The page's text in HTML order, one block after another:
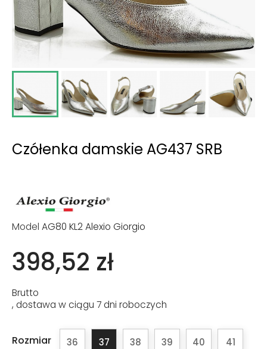
Czółenka damskie AG437 SRB
Model AG80 KL2 Alexio Giorgio
398,52 zł
Brutto
, dostawa w ciągu 7 dni roboczych
Rozmiar 36 37 38 39 40 41